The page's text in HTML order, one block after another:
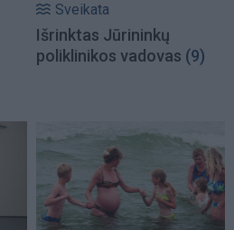
Sveikata
Išrinktas Jūrininkų
poliklinikos vadovas (9)